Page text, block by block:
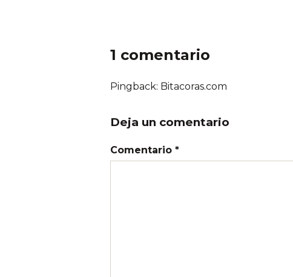
1 comentario
Pingback: Bitacoras.com
Deja un comentario
Comentario *